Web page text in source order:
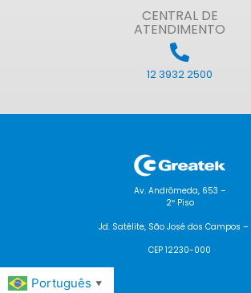
CENTRAL DE
ATENDIMENTO
12 3932 2500
Av. Andrômeda, 653 –
2º Piso
Jd. Satélite, São José dos Campos –
CEP 12230-000
Português ▼